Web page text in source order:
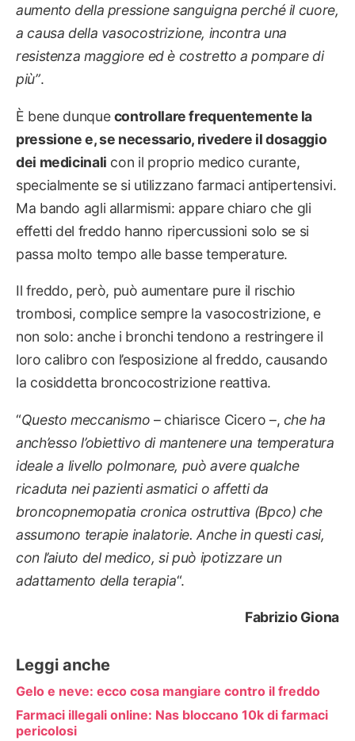
aumento della pressione sanguigna perché il cuore,
a causa della vasocostrizione, incontra una
resistenza maggiore ed è costretto a pompare di
più”.
È bene dunquecontrollare frequentemente la
pressione e, se necessario, rivedere il dosaggio
dei medicinali con il proprio medico curante,
specialmente se si utilizzano farmaci antipertensivi.
Ma bando agli allarmismi: appare chiaro che gli
effetti del freddo hanno ripercussioni solo se si
passa molto tempo alle basse temperature.
Il freddo, però, può aumentare pure il rischio
trombosi, complice sempre la vasocostrizione, e
non solo: anche i bronchi tendono a restringere il
loro calibro con l’esposizione al freddo, causando
la cosiddetta broncocostrizione reattiva.
“Questo meccanismo – chiarisce Cicero –, che ha
anch’esso l’obiettivo di mantenere una temperatura
ideale a livello polmonare, può avere qualche
ricaduta nei pazienti asmatici o affetti da
broncopnemopatia cronica ostruttiva (Bpco) che
assumono terapie inalatorie. Anche in questi casi,
con l’aiuto del medico, si può ipotizzare un
adattamento della terapia“.
Fabrizio Giona
Leggi anche
Gelo e neve: ecco cosa mangiare contro il freddo
Farmaci illegali online: Nas bloccano 10k di farmaci
pericolosi